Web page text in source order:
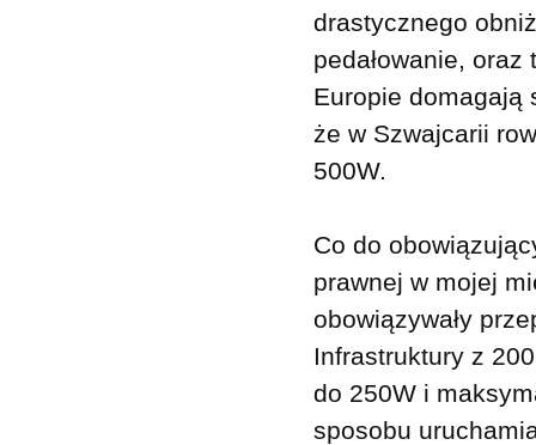
drastycznego
pedałowanie,
Europie domagają
że w Szwajcarii
500W.
Co do
prawnej w mojej
obowiązywały
Infrastruktury z
do 250W i
sposobu